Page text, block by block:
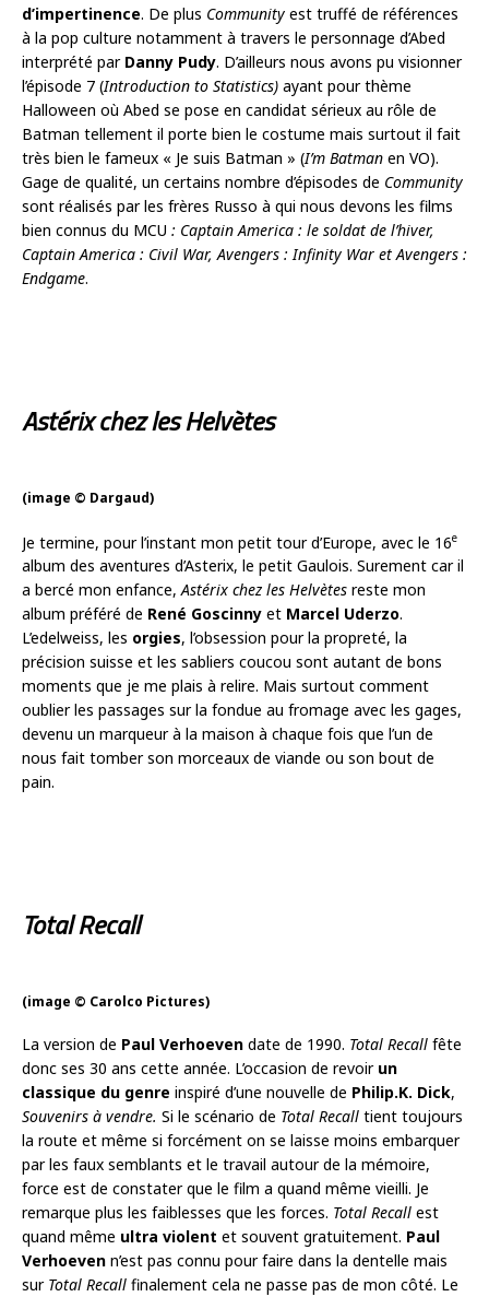
d’impertinence. De plus Community est truffé de références
à la pop culture notamment à travers le personnage d’Abed
interprété par Danny Pudy. D’ailleurs nous avons pu visionner
l’épisode 7 (Introduction to Statistics) ayant pour thème
Halloween où Abed se pose en candidat sérieux au rôle de
Batman tellement il porte bien le costume mais surtout il fait
très bien le fameux « Je suis Batman » (I’m Batman en VO).
Gage de qualité, un certains nombre d’épisodes de Community
sont réalisés par les frères Russo à qui nous devons les films
bien connus du MCU : Captain America : le soldat de l’hiver,
Captain America : Civil War, Avengers : Infinity War et Avengers :
Endgame.
Astérix chez les Helvètes
(image © Dargaud)
Je termine, pour l’instant mon petit tour d’Europe, avec le 16e
album des aventures d’Asterix, le petit Gaulois. Surement car il
a bercé mon enfance,Astérix chez les Helvètes reste mon
album préféré de René Goscinny et Marcel Uderzo.
L’edelweiss, les orgies, l’obsession pour la propreté, la
précision suisse et les sabliers coucou sont autant de bons
moments que je me plais à relire. Mais surtout comment
oublier les passages sur la fondue au fromage avec les gages,
devenu un marqueur à la maison à chaque fois que l’un de
nous fait tomber son morceaux de viande ou son bout de
pain.
Total Recall
(image © Carolco Pictures)
La version de Paul Verhoeven date de 1990. Total Recall fête
donc ses 30 ans cette année. L’occasion de revoir un
classique du genre inspiré d’une nouvelle de Philip.K. Dick,
Souvenirs à vendre. Si le scénario de Total Recall tient toujours
la route et même si forcément on se laisse moins embarquer
par les faux semblants et le travail autour de la mémoire,
force est de constater que le film a quand même vieilli. Je
remarque plus les faiblesses que les forces. Total Recall est
quand même ultra violent et souvent gratuitement. Paul
Verhoeven n’est pas connu pour faire dans la dentelle mais
sur Total Recall finalement cela ne passe pas de mon côté. Le